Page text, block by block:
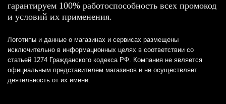
гарантируем 100% работоспособность всех промокод
и условий их применения.
Логотипы и данные о магазинах и сервисах размещены
исключительно в информационных целях в соответствии со
статьей 1274 Гражданского кодекса РФ. Компания не является
официальным представителем магазинов и не осуществляет
деятельность от их имени.